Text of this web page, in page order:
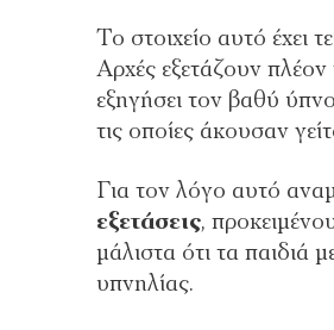
Το στοιχείο αυτό έχει
Αρχές εξετάζουν
εξηγήσει τον βαθύ
τις οποίες άκουσαν
Για τον λόγο αυτό
εξετάσεις,
μάλιστα ότι τα παιδιά
υπνηλίας.